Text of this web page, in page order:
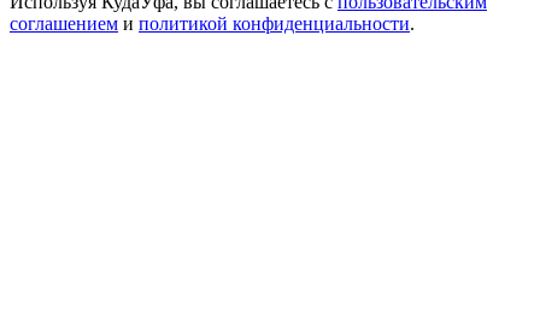
соглашением и политикой конфиденциальности.